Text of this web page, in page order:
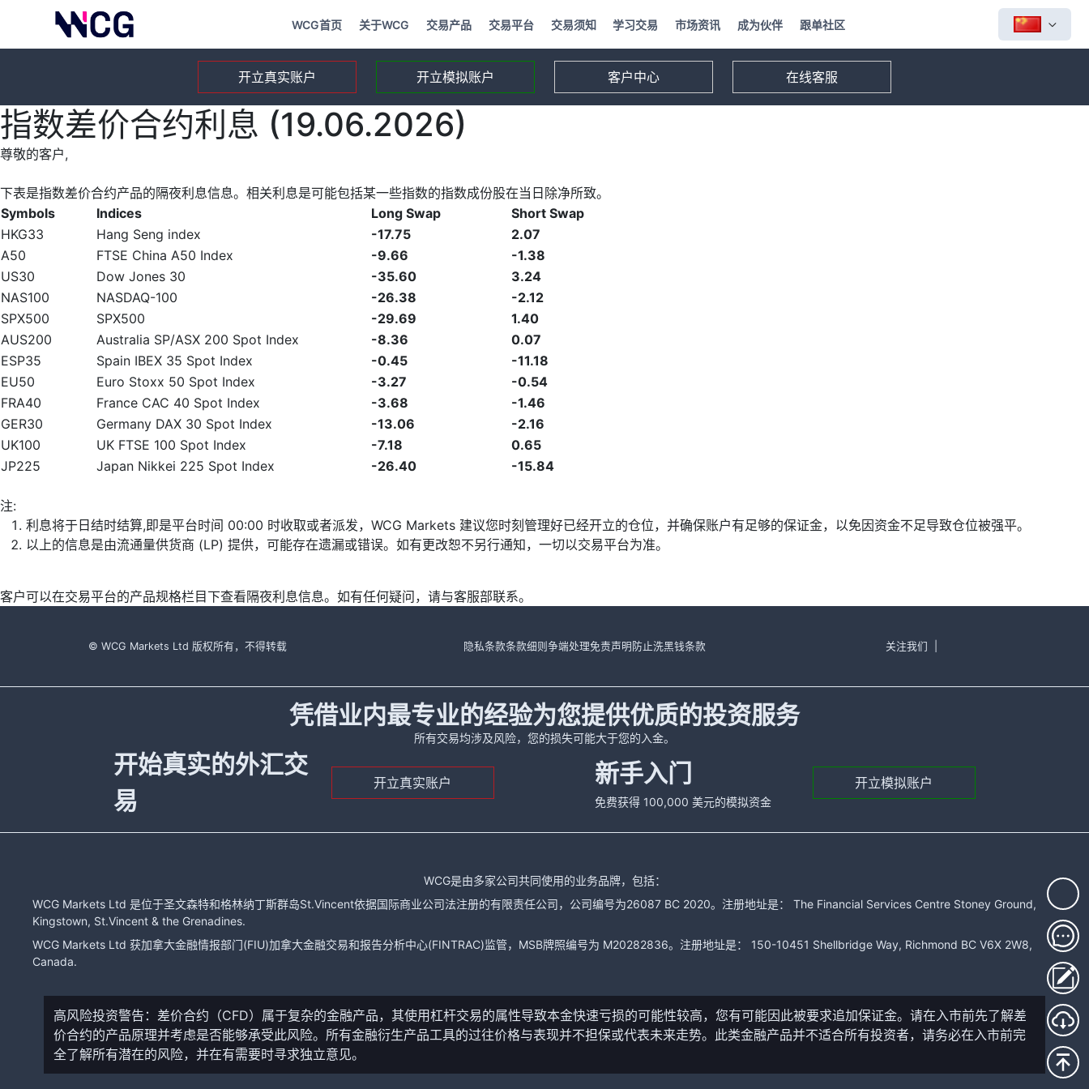
WCG首页 关于WCG 交易产品 交易平台 交易须知 学习交易 市场资讯 成为伙伴 跟单社区
开立真实账户 开立模拟账户 客户中心 在线客服
指数差价合约利息 (19.06.2026)
尊敬的客户,
下表是指数差价合约产品的隔夜利息信息。相关利息是可能包括某一些指数的指数成份股在当日除净所致。
Symbols
Indices Long Swap
Short Swap
HKG33
Hang Seng index -17.75
2.07
A50
FTSE China A50 Index -9.66
-1.38
US30
Dow Jones 30 -35.60
3.24
NAS100
NASDAQ-100 -26.38
-2.12
SPX500
SPX500 -29.69
1.40
AUS200
Australia SP/ASX 200 Spot Index -8.36
0.07
ESP35
Spain IBEX 35 Spot Index -0.45
-11.18
EU50
Euro Stoxx 50 Spot Index -3.27
-0.54
FRA40
France CAC 40 Spot Index -3.68
-1.46
GER30
Germany DAX 30 Spot Index -13.06
-2.16
UK100
UK FTSE 100 Spot Index -7.18
0.65
JP225
Japan Nikkei 225 Spot Index -26.40 -15.84
注:
利息将于日结时结算,即是平台时间 00:00 时收取或者派发，WCG Markets 建议您时刻管理好已经开立的仓位，并确保账户有足够的保证金，以免因资金不足导致仓位被强平。
以上的信息是由流通量供货商 (LP) 提供，可能存在遗漏或错误。如有更改恕不另行通知，一切以交易平台为准。
客户可以在交易平台的产品规格栏目下查看隔夜利息信息。如有任何疑问，请与客服部联系。
© WCG Markets Ltd 版权所有，不得转载 隐私条款条款细则 争端处理免责声明 防止洗黑钱条款 关注我们
凭借业内最专业的经验为您提供优质的投资服务
所有交易均涉及风险，您的损失可能大于您的入金。
开始真实的外汇交
易
开立真实账户 新手入门
免费获得 100,000 美元的模拟资金
开立模拟账户
WCG是由多家公司共同使用的业务品牌，包括：
WCG Markets Ltd 是位于圣文森特和格林纳丁斯群岛St.Vincent依据国际商业公司法注册的有限责任公司，公司编号为26087 BC 2020。注册地址是： The Financial Services Centre Stoney Ground,
Kingstown, St.Vincent & the Grenadines.
WCG Markets Ltd 获加拿大金融情报部门(FIU)加拿大金融交易和报告分析中心(FINTRAC)监管，MSB牌照编号为 M20282836。注册地址是： 150-10451 Shellbridge Way, Richmond BC V6X 2W8,
Canada.
高风险投资警告：差价合约（CFD）属于复杂的金融产品，其使用杠杆交易的属性导致本金快速亏损的可能性较高，您有可能因此被要求追加保证金。请在入市前先了解差
价合约的产品原理并考虑是否能够承受此风险。所有金融衍生产品工具的过往价格与表现并不担保或代表未来走势。此类金融产品并不适合所有投资者，请务必在入市前完
全了解所有潜在的风险，并在有需要时寻求独立意见。